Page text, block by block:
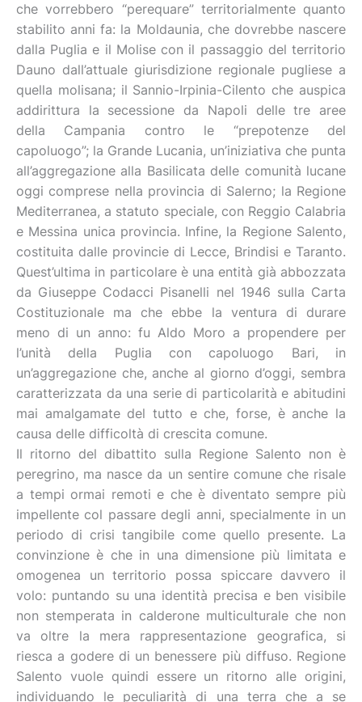
che vorrebbero “perequare” territorialmente quanto
stabilito anni fa: la Moldaunia, che dovrebbe nascere
dalla Puglia e il Molise con il passaggio del territorio
Dauno dall’attuale giurisdizione regionale pugliese a
quella molisana; il Sannio-Irpinia-Cilento che auspica
addirittura la secessione da Napoli delle tre aree
della Campania contro le “prepotenze del
capoluogo”; la Grande Lucania, un’iniziativa che punta
all’aggregazione alla Basilicata delle comunità lucane
oggi comprese nella provincia di Salerno; la Regione
Mediterranea, a statuto speciale, con Reggio Calabria
e Messina unica provincia. Infine, la Regione Salento,
costituita dalle provincie di Lecce, Brindisi e Taranto.
Quest’ultima in particolare è una entità già abbozzata
da Giuseppe Codacci Pisanelli nel 1946 sulla Carta
Costituzionale ma che ebbe la ventura di durare
meno di un anno: fu Aldo Moro a propendere per
l’unità della Puglia con capoluogo Bari, in
un’aggregazione che, anche al giorno d’oggi, sembra
caratterizzata da una serie di particolarità e abitudini
mai amalgamate del tutto e che, forse, è anche la
causa delle difficoltà di crescita comune.
Il ritorno del dibattito sulla Regione Salento non è
peregrino, ma nasce da un sentire comune che risale
a tempi ormai remoti e che è diventato sempre più
impellente col passare degli anni, specialmente in un
periodo di crisi tangibile come quello presente. La
convinzione è che in una dimensione più limitata e
omogenea un territorio possa spiccare davvero il
volo: puntando su una identità precisa e ben visibile
non stemperata in calderone multiculturale che non
va oltre la mera rappresentazione geografica, si
riesca a godere di un benessere più diffuso. Regione
Salento vuole quindi essere un ritorno alle origini,
individuando le peculiarità di una terra che a se